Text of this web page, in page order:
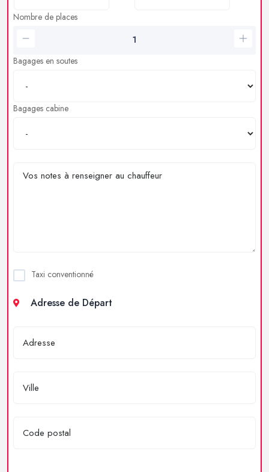
Nombre de places
Bagages en soutes
Bagages cabine
Taxi conventionné
Adresse de Départ